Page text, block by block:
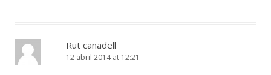
Rut cañadell
12 abril 2014 at 12:21